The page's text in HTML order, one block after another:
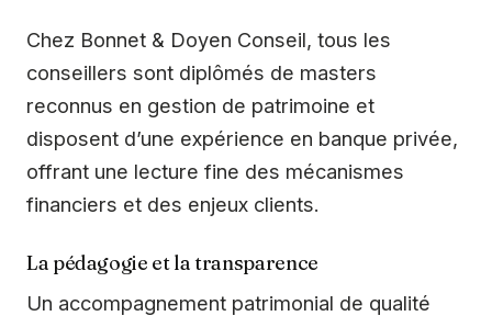
Chez Bonnet & Doyen Conseil, tous les
conseillers sont diplômés de masters
reconnus en gestion de patrimoine et
disposent d’une expérience en banque privée,
offrant une lecture fine des mécanismes
financiers et des enjeux clients.
La pédagogie et la transparence
Un accompagnement patrimonial de qualité